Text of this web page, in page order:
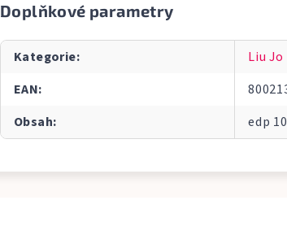
Doplňkové parametry
Kategorie:
Liu Jo
EAN:
Obsah: edp